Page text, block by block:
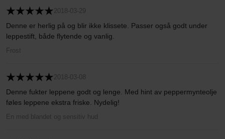
2018-03-29
Denne er herlig på og blir ikke klissete. Passer også godt under
leppestift, både flytende og vanlig.
Frost
2018-03-08
Denne fukter leppene godt og lenge. Med hint av peppermynteolje
føles leppene ekstra friske. Nydelig!
En med blandet og sensitiv hud